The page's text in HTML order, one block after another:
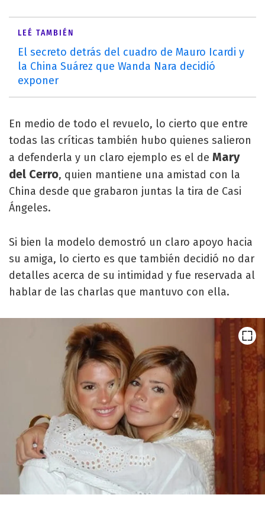
LEÉ TAMBIÉN
El secreto detrás del cuadro de Mauro Icardi y
la China Suárez que Wanda Nara decidió
exponer
En medio de todo el revuelo, lo cierto que entre
todas las críticas también hubo quienes salieron
a defenderla y un claro ejemplo es el de Mary
del Cerro, quien mantiene una amistad con la
China desde que grabaron juntas la tira de Casi
Ángeles.
Si bien la modelo demostró un claro apoyo hacia
su amiga, lo cierto es que también decidió no dar
detalles acerca de su intimidad y fue reservada al
hablar de las charlas que mantuvo con ella.